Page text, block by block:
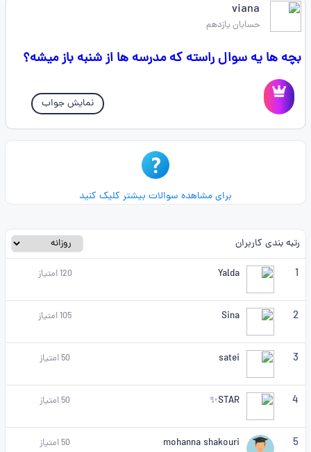
viana
حسابان یازدهم
بچه ها یه سوال راسته که مدرسه ها از شنبه باز میشه؟
نمایش جواب
برای مشاهده سوالات بیشتر کلیک کنید
رتبه بندی کاربران
1
Yalda
120امتیاز
2
Sina
105امتیاز
3
satei
50امتیاز
4
STAR✨
50امتیاز
5
mohanna shakouri
50امتیاز